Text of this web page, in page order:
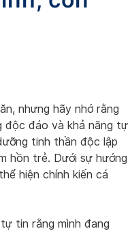
nhưng hãy nhớ rằng
độc đáo và khả năng tự
tinh thần độc lập
hồn trẻ. Dưới sự hướng
hiện chính kiến ​​cá
tin rằng mình đang